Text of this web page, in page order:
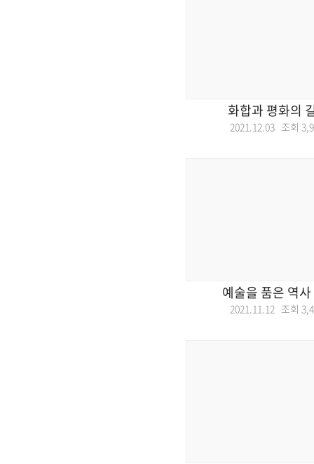
화합과 평화의
2021.12.03 조회
예술을 품은 역
2021.11.12 조회